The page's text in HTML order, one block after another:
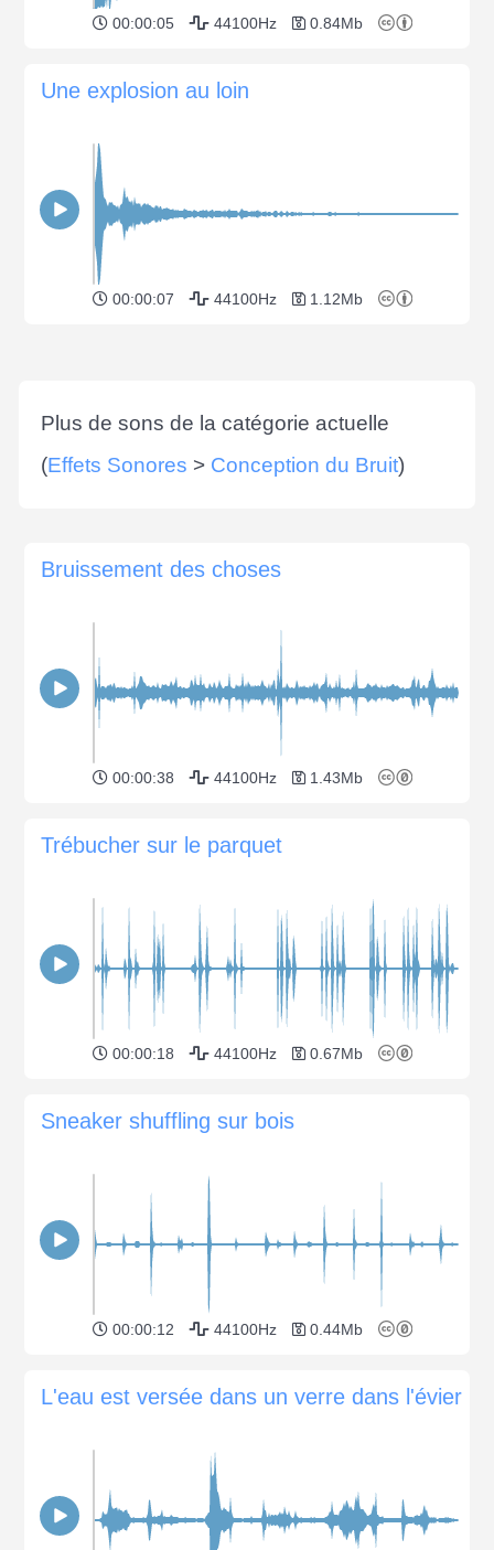
00:00:05 44100Hz 0.84Mb
Une explosion au loin
00:00:07 44100Hz 1.12Mb
Plus de sons de la catégorie actuelle
(Effets Sonores > Conception du Bruit)
Bruissement des choses
00:00:38 44100Hz 1.43Mb
Trébucher sur le parquet
00:00:18 44100Hz 0.67Mb
Sneaker shuffling sur bois
00:00:12 44100Hz 0.44Mb
L'eau est versée dans un verre dans l'évier